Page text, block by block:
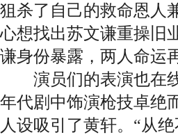
狙杀了自己的救命恩人
心想找出苏文谦重操旧
谦身份暴露，两人命运
演员们的表演也在线
年代剧中饰演枪技卓绝
人设吸引了黄轩。“从